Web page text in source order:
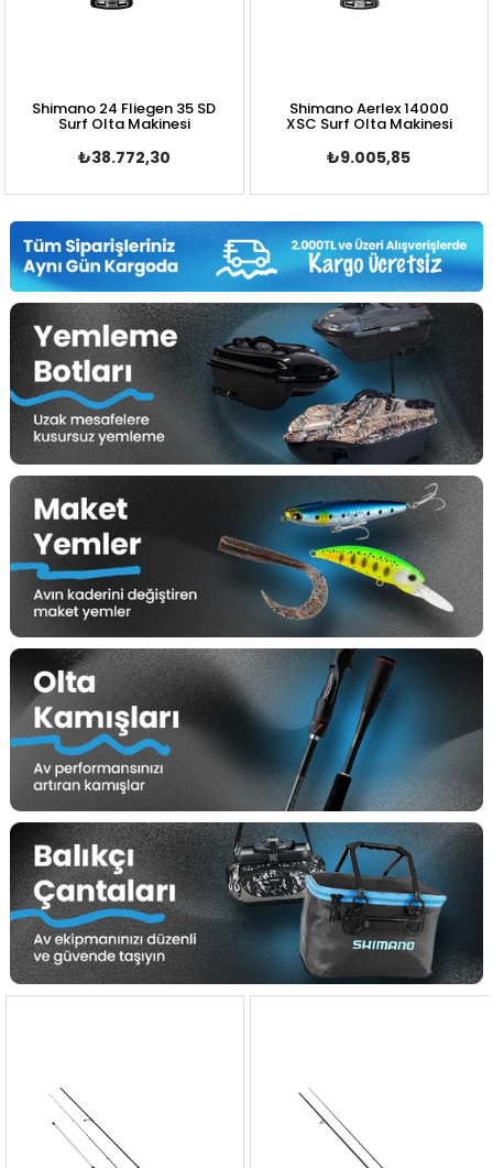
Shimano 24 Fliegen 35 SD
Surf Olta Makinesi
₺38.772,30
Shimano Aerlex 14000
XSC Surf Olta Makinesi
₺9.005,85